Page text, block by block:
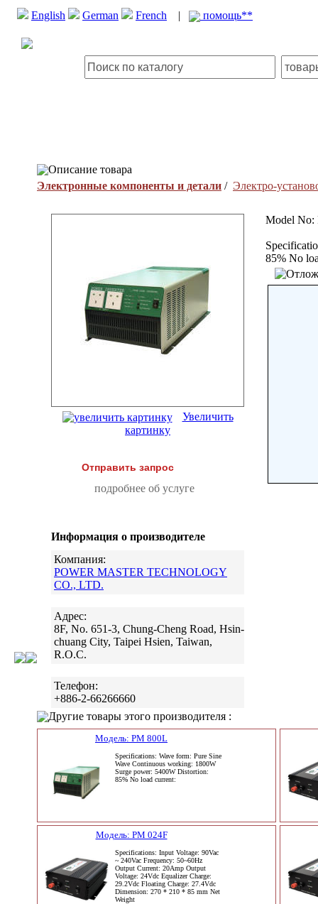
English German French | помощь**
Описание товара
Электронные компоненты и детали / Электро-
Увеличить
картинку
Отправить запрос
подробнее об услуге
Информация о производителе
Компания:
POWER MASTER TECHNOLOGY
CO., LTD.
Адрес:
8F, No. 651-3, Chung-Cheng Road, Hsin-
chuang City, Taipei Hsien, Taiwan,
R.O.C.
Телефон:
+886-2-66266660
Model No:
85% No
Другие товары этого производителя :
Модель: PM 800L
Specifications: Wave form: Pure Sine
Wave Continuous working: 1800W
Surge power: 5400W Distortion:
85% No load current:
Модель: PM 024F
Specifications: Input Voltage: 90Vac
~ 240Vac Frequency: 50~60Hz
Output Current: 20Amp Output
Voltage: 24Vdc Equalizer Charge:
29.2Vdc Floating Charge: 27.4Vdc
Dimension: 270 * 210 * 85 mm Net
Weight